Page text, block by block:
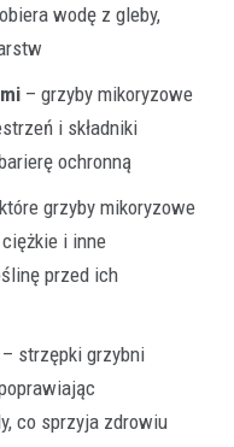
wodę z gleby,
– grzyby mikoryzowe
i składniki
ochronną
grzyby mikoryzowe
i inne
przed ich
– strzępki grzybni
co sprzyja zdrowiu